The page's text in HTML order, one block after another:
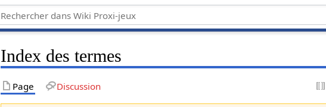
Index des termes
Page Discussion